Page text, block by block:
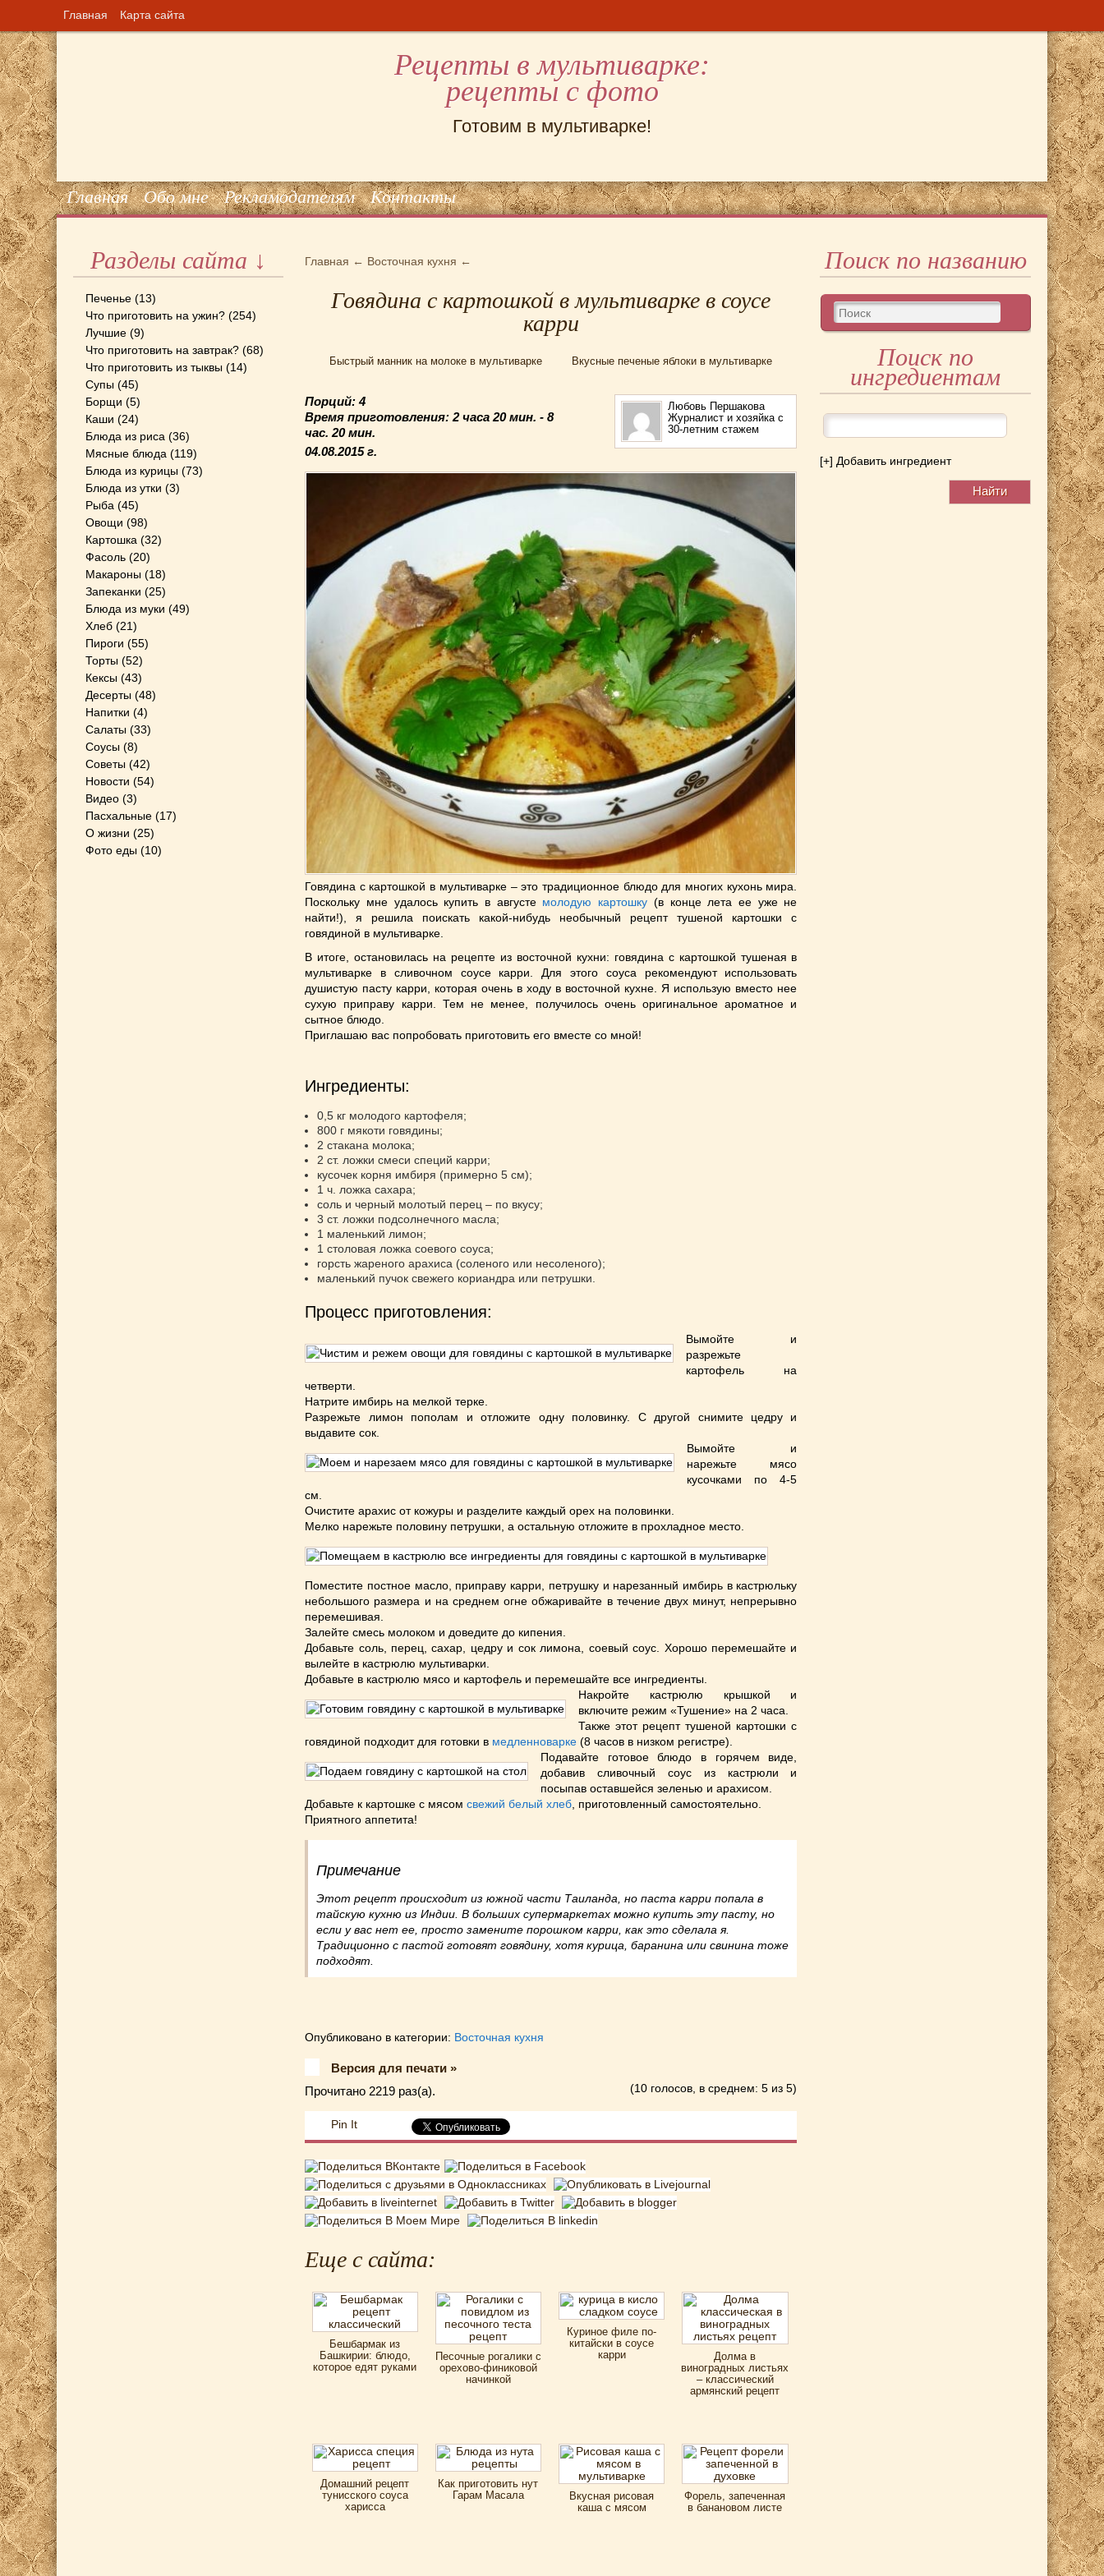
Главная Карта сайта
Рецепты в мультиварке:
рецепты с фото
Готовим в мультиварке!
Главная Обо мне Рекламодателям Контакты
Главная ← Восточная кухня ←
Говядина c картошкой в мультиварке в соусе
карри
Быстрый манник на молоке в мультиварке Вкусные печеные яблоки в мультиварке
Порций: 4
Время приготовления:2 часа 20 мин. - 8
час. 20 мин.
04.08.2015г.
Любовь Першакова
Журналист и хозяйка с
30-летним стажем
Говядина c картошкой в мультиварке – это традиционное блюдо для многих кухонь мира.
Поскольку мне удалось купить в августе молодую картошку (в конце лета ее уже не
найти!), я решила поискать какой-нибудь необычный рецепт тушеной картошки с
говядиной в мультиварке.
В итоге, остановилась на рецепте из восточной кухни: говядина c картошкой тушеная в
мультиварке в сливочном соусе карри. Для этого соуса рекомендуют использовать
душистую пасту карри, которая очень в ходу в восточной кухне. Я использую вместо нее
сухую приправу карри. Тем не менее, получилось очень оригинальное ароматное и
сытное блюдо.
Приглашаю вас попробовать приготовить его вместе со мной!
Ингредиенты:
0,5 кг молодого картофеля;
800 г мякоти говядины;
2 стакана молока;
2 ст. ложки смеси специй карри;
кусочек корня имбиря (примерно 5 см);
1 ч. ложка сахара;
соль и черный молотый перец – по вкусу;
3 ст. ложки подсолнечного масла;
1 маленький лимон;
1 столовая ложка соевого соуса;
горсть жареного арахиса (соленого или несоленого);
маленький пучок свежего кориандра или петрушки.
Процесс приготовления:
Вымойте и
разрежьте
картофель на
четверти.
Натрите имбирь на мелкой терке.
Разрежьте лимон пополам и отложите одну половинку. С другой снимите цедру и
выдавите сок.
Вымойте и
нарежьте мясо
кусочками по 4-5
см.
Очистите арахис от кожуры и разделите каждый орех на половинки.
Мелко нарежьте половину петрушки, а остальную отложите в прохладное место.
Поместите постное масло, приправу карри, петрушку и нарезанный имбирь в кастрюльку
небольшого размера и на среднем огне обжаривайте в течение двух минут, непрерывно
перемешивая.
Залейте смесь молоком и доведите до кипения.
Добавьте соль, перец, сахар, цедру и сок лимона, соевый соус. Хорошо перемешайте и
вылейте в кастрюлю мультиварки.
Добавьте в кастрюлю мясо и картофель и перемешайте все ингредиенты.
Накройте кастрюлю крышкой и
включите режим «Тушение» на 2 часа.
Также этот рецепт тушеной картошки с
говядиной подходит для готовки в медленноварке (8 часов в низком регистре).
Подавайте готовое блюдо в горячем виде,
добавив сливочный соус из кастрюли и
посыпав оставшейся зеленью и арахисом.
Добавьте к картошке с мясомсвежий белый хлеб, приготовленный самостоятельно.
Приятного аппетита!
Примечание
Этот рецепт происходит из южной части Таиланда, но паста карри попала в
тайскую кухню из Индии. В больших супермаркетах можно купить эту пасту, но
если у вас нет ее, просто замените порошком карри, как это сделала я.
Традиционно с пастой готовят говядину, хотя курица, баранина или свинина тоже
подходят.
Опубликовано в категории: Восточная кухня
Версия для печати »
Прочитано 2219 раз(a).
(10 голосов, в среднем: 5 из 5)
Pin It
Еще с сайта:
Бешбармак из
Башкирии: блюдо,
которое едят руками
Песочные рогалики с
орехово-финиковой
начинкой
Куриное филе по-
китайски в соусе
карри
Долма в
виноградных листьях
– классический
армянский рецепт
Домашний рецепт
тунисского соуса
харисса
Как приготовить нут
Гарам Масала
Вкусная рисовая
каша с мясом
Форель, запеченная
в банановом листе
Разделы сайта ↓
Печенье (13)
Что приготовить на ужин? (254)
Лучшие (9)
Что приготовить на завтрак? (68)
Что приготовить из тыквы (14)
Супы (45)
Борщи (5)
Каши (24)
Блюда из риса (36)
Мясные блюда (119)
Блюда из курицы (73)
Блюда из утки (3)
Рыба (45)
Овощи (98)
Картошка (32)
Фасоль (20)
Макароны (18)
Запеканки (25)
Блюда из муки (49)
Хлеб (21)
Пироги (55)
Торты (52)
Кексы (43)
Десерты (48)
Напитки (4)
Салаты (33)
Соусы (8)
Советы (42)
Новости (54)
Видео (3)
Пасхальные (17)
О жизни (25)
Фото еды (10)
Поиск по названию
Поиск по
ингредиентам
[+] Добавить ингредиент